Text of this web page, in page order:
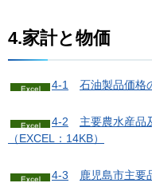
4.家計と物価
4-1 石油製品価格
4-2 主要農水産品
（EXCEL：14KB）
4-3 鹿児島市主要